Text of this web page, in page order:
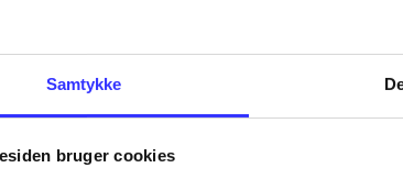
Samtykke
bruger cookies
...
...